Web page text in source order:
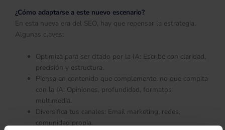
¿Cómo adaptarse a este nuevo escenario?
En esta nueva era del SEO, hay que repensar la estrategia.
Algunas claves:
Optimiza para ser citado por la IA: Escribe con claridad,
precisión y estructura.
Piensa en contenido que complemente, no que compita
con la IA: Opiniones, profundidad, formatos
multimedia.
Diversifica tus canales: Email marketing, redes,
comunidad propia.